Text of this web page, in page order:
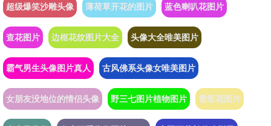
超级爆笑沙雕头像 薄荷草开花的图片 蓝色喇叭花图片
查花图片 边框花纹图片大全 头像大全唯美图片
霸气男生头像图片真人 古风佛系头像女唯美图片
女朋友没地位的情侣头像 野三七图片植物图片 雪里花图片